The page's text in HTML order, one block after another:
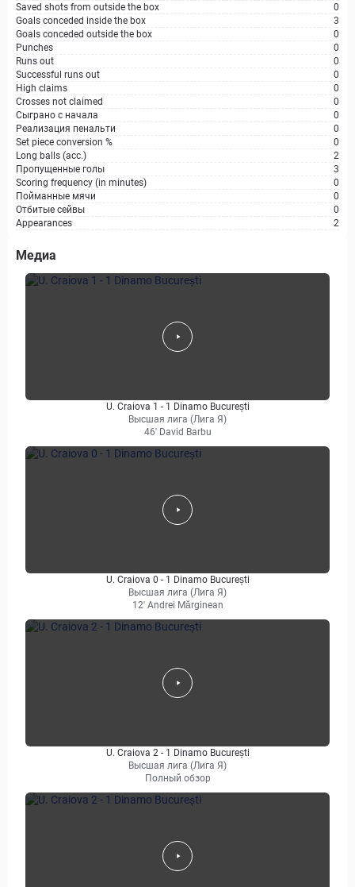
Saved shots from outside the box
0
Goals conceded inside the box
3
Goals conceded outside the box
0
Punches
0
Runs out
0
Successful runs out
0
High claims
0
Crosses not claimed
0
Сыграно с начала
0
Реализация пенальти
0
Set piece conversion %
0
Long balls (acc.)
2
Пропущенные голы
3
Scoring frequency (in minutes)
0
Пойманные мячи
0
Отбитые сейвы
0
Appearances
2
Медиа
U. Craiova 1 - 1 Dinamo București
Высшая лига (Лига Я)
46' David Barbu
U. Craiova 0 - 1 Dinamo București
Высшая лига (Лига Я)
12' Andrei Mărginean
U. Craiova 2 - 1 Dinamo București
Высшая лига (Лига Я)
Полный обзор